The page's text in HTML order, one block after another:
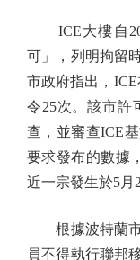
ICE大樓自
可」，列明拘留
市政府指出，
令25次。該市許
查，並審查ICE
要求發布的數據
近一宗發生於5月
根據波特蘭市
員不得執行聯邦